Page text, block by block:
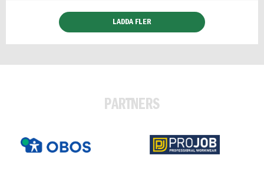
LADDA FLER
PARTNERS